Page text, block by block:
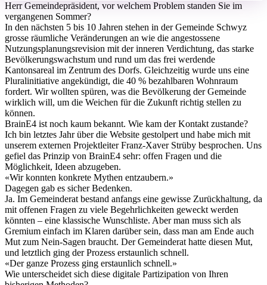
Herr Gemeindepräsident, vor welchem Problem standen Sie im
vergangenen Sommer?
In den nächsten 5 bis 10 Jahren stehen in der Gemeinde Schwyz
grosse räumliche Veränderungen an wie die angestossene
Nutzungsplanungsrevision mit der inneren Verdichtung, das starke
Bevölkerungswachstum und rund um das frei werdende
Kantonsareal im Zentrum des Dorfs. Gleichzeitig wurde uns eine
Pluralinitiative angekündigt, die 40 % bezahlbaren Wohnraum
fordert. Wir wollten spüren, was die Bevölkerung der Gemeinde
wirklich will, um die Weichen für die Zukunft richtig stellen zu
können.
BrainE4 ist noch kaum bekannt. Wie kam der Kontakt zustande?
Ich bin letztes Jahr über die Website gestolpert und habe mich mit
unserem externen Projektleiter Franz-Xaver Strüby besprochen. Uns
gefiel das Prinzip von BrainE4 sehr: offen Fragen und die
Möglichkeit, Ideen abzugeben.
«Wir konnten konkrete Mythen entzaubern.»
Dagegen gab es sicher Bedenken.
Ja. Im Gemeinderat bestand anfangs eine gewisse Zurückhaltung, da
mit offenen Fragen zu viele Begehrlichkeiten geweckt werden
könnten – eine klassische Wunschliste. Aber man muss sich als
Gremium einfach im Klaren darüber sein, dass man am Ende auch
Mut zum Nein-Sagen braucht. Der Gemeinderat hatte diesen Mut,
und letztlich ging der Prozess erstaunlich schnell.
«Der ganze Prozess ging erstaunlich schnell.»
Wie unterscheidet sich diese digitale Partizipation von Ihren